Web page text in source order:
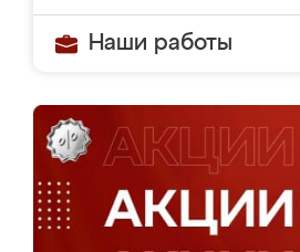
Наши работы